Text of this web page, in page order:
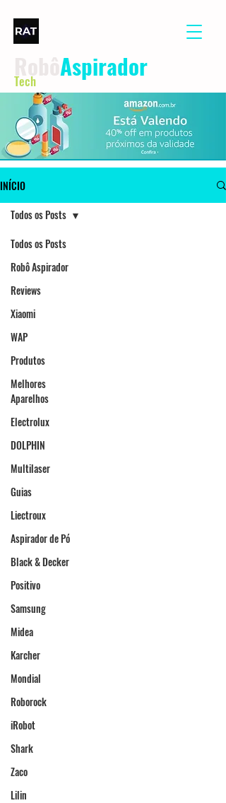
Aspirador
Tech
INÍCIO
Todos os Posts
Robô Aspirador
Reviews
Xiaomi
WAP
Produtos
Melhores
Aparelhos
Electrolux
DOLPHIN
Multilaser
Guias
Liectroux
Aspirador de Pó
Black & Decker
Positivo
Samsung
Midea
Karcher
Mondial
Roborock
iRobot
Shark
Zaco
Lilin
Todos os Posts